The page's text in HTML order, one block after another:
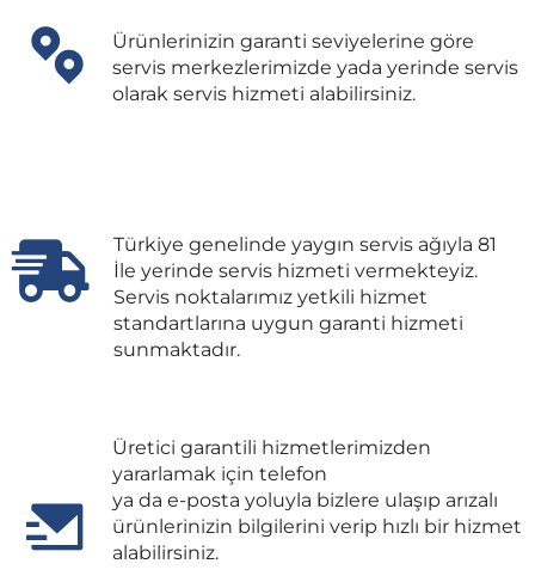
Ürünlerinizin garanti seviyelerine göre
servis merkezlerimizde yada yerinde servis
olarak servis hizmeti alabilirsiniz.
Türkiye genelinde yaygın servis ağıyla 81
İle yerinde servis hizmeti vermekteyiz.
Servis noktalarımız yetkili hizmet
standartlarına uygun garanti hizmeti
sunmaktadır.
Üretici garantili hizmetlerimizden
yararlamak için telefon
ya da e-posta yoluyla bizlere ulaşıp arızalı
ürünlerinizin bilgilerini verip hızlı bir hizmet
alabilirsiniz.